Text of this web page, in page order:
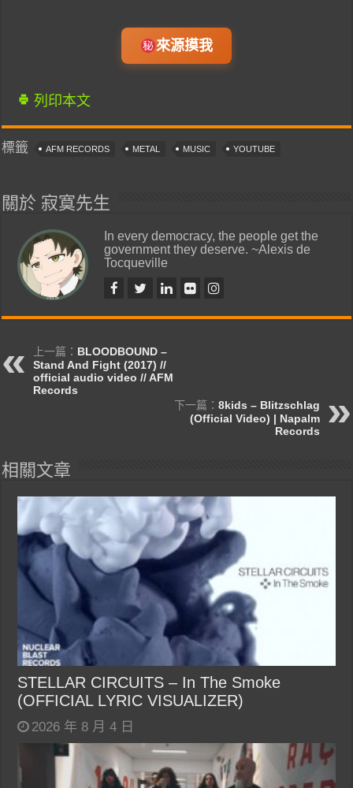
來源摸我
列印本文
標籤 AFM RECORDS METAL MUSIC YOUTUBE
關於 寂寞先生
In every democracy, the people get the
government they deserve. ~Alexis de
Tocqueville
上一篇： BLOODBOUND –
Stand And Fight (2017) //
official audio video // AFM
Records
下一篇： 8kids – Blitzschlag
(Official Video) | Napalm
Records
相關文章
STELLAR CIRCUITS – In The Smoke
(OFFICIAL LYRIC VISUALIZER)
2026 年 8 月 4 日